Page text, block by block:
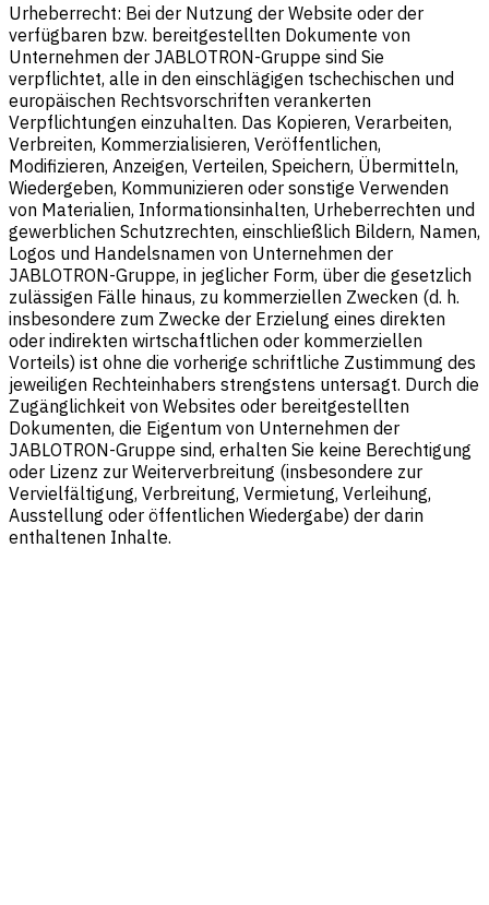
Urheberrecht: Bei der Nutzung der Website oder der
verfügbaren bzw. bereitgestellten Dokumente von
Unternehmen der JABLOTRON-Gruppe sind Sie
verpflichtet, alle in den einschlägigen tschechischen und
europäischen Rechtsvorschriften verankerten
Verpflichtungen einzuhalten. Das Kopieren, Verarbeiten,
Verbreiten, Kommerzialisieren, Veröffentlichen,
Modifizieren, Anzeigen, Verteilen, Speichern, Übermitteln,
Wiedergeben, Kommunizieren oder sonstige Verwenden
von Materialien, Informationsinhalten, Urheberrechten und
gewerblichen Schutzrechten, einschließlich Bildern, Namen,
Logos und Handelsnamen von Unternehmen der
JABLOTRON-Gruppe, in jeglicher Form, über die gesetzlich
zulässigen Fälle hinaus, zu kommerziellen Zwecken (d. h.
insbesondere zum Zwecke der Erzielung eines direkten
oder indirekten wirtschaftlichen oder kommerziellen
Vorteils) ist ohne die vorherige schriftliche Zustimmung des
jeweiligen Rechteinhabers strengstens untersagt. Durch die
Zugänglichkeit von Websites oder bereitgestellten
Dokumenten, die Eigentum von Unternehmen der
JABLOTRON-Gruppe sind, erhalten Sie keine Berechtigung
oder Lizenz zur Weiterverbreitung (insbesondere zur
Vervielfältigung, Verbreitung, Vermietung, Verleihung,
Ausstellung oder öffentlichen Wiedergabe) der darin
enthaltenen Inhalte.